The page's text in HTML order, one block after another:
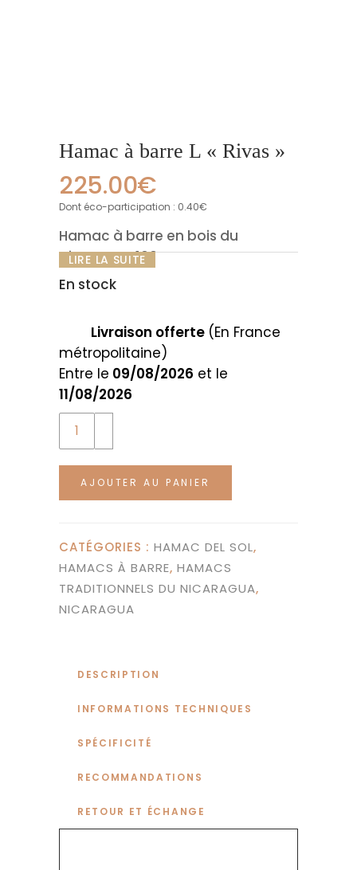
Hamac à barre L « Rivas »
225.00€
Dont éco-participation : 0.40€
Hamac à barre en bois du
Nicaragua 100% coton
Le hamac à barre multicolore est
Nicaragua. C’est le hamac
traditionnel que l’on retrouve à
l’extérieur des maisons, souvent
abrité. Il est fait de matériaux
naturels et est réalisé à l’aide de
techniques artisanales sur un
métier à tisser.
LIRE LA SUITE
En stock
Livraison offerte (En France
métropolitaine)
Entre le 09/08/2026 et le
11/08/2026
Quantity
AJOUTER AU PANIER
CATÉGORIES : HAMAC DEL SOL,
HAMACS À BARRE, HAMACS
TRADITIONNELS DU NICARAGUA,
NICARAGUA
DESCRIPTION
INFORMATIONS TECHNIQUES
SPÉCIFICITÉ
RECOMMANDATIONS
RETOUR ET ÉCHANGE